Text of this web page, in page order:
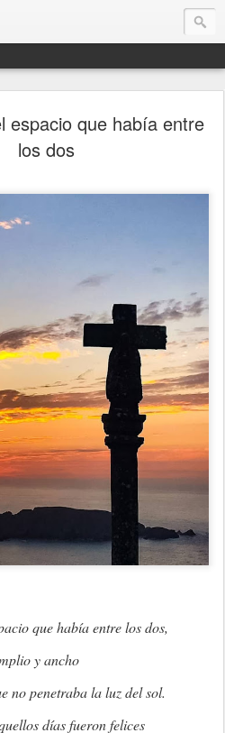
espacio que había entre
los dos
que había entre los dos,
y ancho
no penetraba la luz del sol.
días fueron felices